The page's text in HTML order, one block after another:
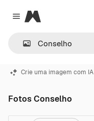
Close menu
Magnific
Crie uma imagem com IA
Fotos Conselho